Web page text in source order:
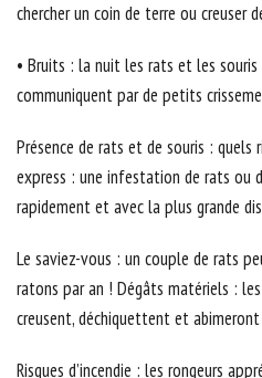
chercher un coin de terre ou creuser
• Bruits : la nuit les rats et les
communiquent par de petits
Présence de rats et de souris : quels
express : une infestation de rats ou
rapidement et avec la plus grande
Le saviez-vous : un couple de rats
ratons par an ! Dégâts matériels :
creusent, déchiquettent et
Risques d’incendie : les rongeurs